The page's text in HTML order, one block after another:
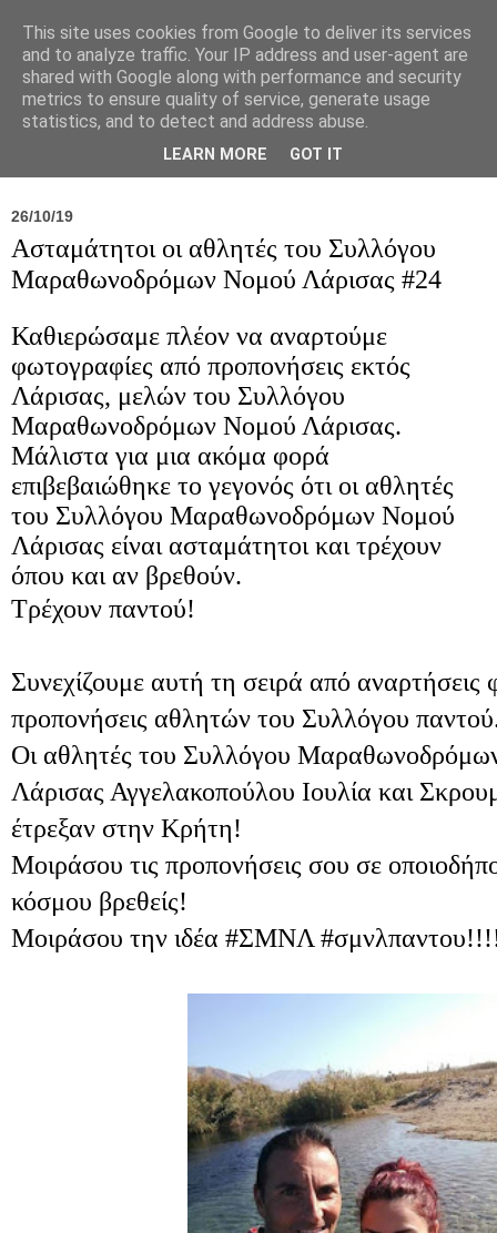
Σύλλογος Ιπποκράτειος
26/10/19
Ασταμάτητοι οι αθλητές του Συλλόγου
Μαραθωνοδρόμων Νομού Λάρισας #24
Καθιερώσαμε πλέον να αναρτούμε
φωτογραφίες από προπονήσεις εκτός
Λάρισας, μελών του Συλλόγου
Μαραθωνοδρόμων Νομού Λάρισας.
Μάλιστα για μια ακόμα φορά
επιβεβαιώθηκε το γεγονός ότι οι αθλητές
του Συλλόγου Μαραθωνοδρόμων Νομού
Λάρισας είναι ασταμάτητοι και τρέχουν
όπου και αν βρεθούν.
Τρέχουν παντού!
Συνεχίζουμε αυτή τη σειρά από
προπονήσεις αθλητών του Συλλόγου
Οι αθλητές του Συλλόγου
Λάρισας Αγγελακοπούλου Ιουλία και
έτρεξαν στην Κρήτη!
Μοιράσου τις προπονήσεις σου σε
κόσμου βρεθείς!
Μοιράσου την ιδέα #ΣΜΝΛ
This site uses cookies from Google to deliver its services
and to analyze traffic. Your IP address and user-agent are
shared with Google along with performance and security
metrics to ensure quality of service, generate usage
statistics, and to detect and address abuse.
LEARN MORE GOT IT